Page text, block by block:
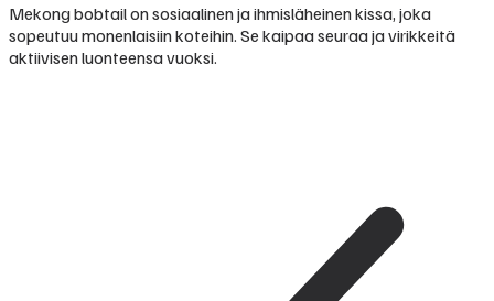
Mekong bobtail on sosiaalinen ja ihmisläheinen kissa, joka
sopeutuu monenlaisiin koteihin. Se kaipaa seuraa ja virikkeitä
aktiivisen luonteensa vuoksi.